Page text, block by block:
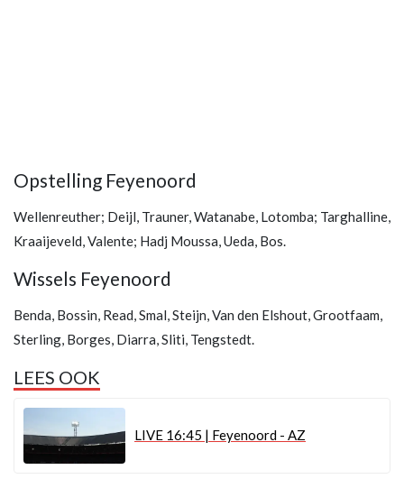
Opstelling Feyenoord
Wellenreuther; Deijl, Trauner, Watanabe, Lotomba; Targhalline,
Kraaijeveld, Valente; Hadj Moussa, Ueda, Bos.
Wissels Feyenoord
Benda, Bossin, Read, Smal, Steijn, Van den Elshout, Grootfaam,
Sterling, Borges, Diarra, Sliti, Tengstedt.
LEES OOK
LIVE 16:45 | Feyenoord - AZ